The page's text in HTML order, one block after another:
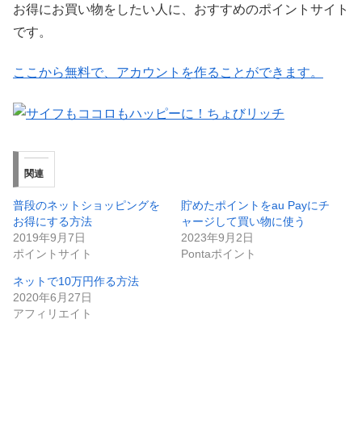
お得にお買い物をしたい人に、おすすめのポイントサイト
です。
ここから無料で、アカウントを作ることができます。
関連
普段のネットショッピングを
お得にする方法
2019年9月7日
ポイントサイト
貯めたポイントをau Payにチ
ャージして買い物に使う
2023年9月2日
Pontaポイント
ネットで10万円作る方法
2020年6月27日
アフィリエイト